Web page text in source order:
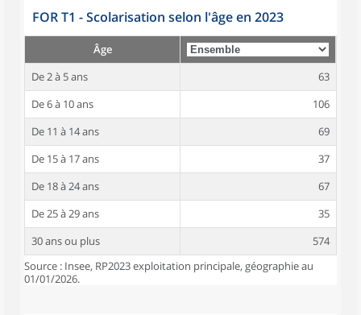
FOR T1 - Scolarisation selon l'âge en 2023
Âge
De 2 à 5 ans
63
De 6 à 10 ans
106
De 11 à 14 ans
69
De 15 à 17 ans
37
De 18 à 24 ans
67
De 25 à 29 ans
35
30 ans ou plus
574
Source : Insee, RP2023 exploitation principale, géographie au
01/01/2026.